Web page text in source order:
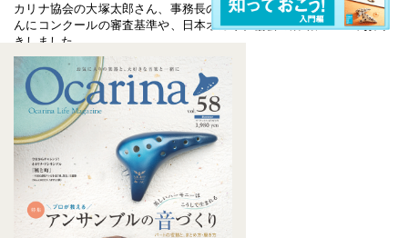
カリナ協会の大塚太郎さん、事務長の澤秀樹さん、理事長の田島篤さ
んにコンクールの審査基準や、日本オカリナ協会の活動についてお聞
きしました。
記事を読む＞＞